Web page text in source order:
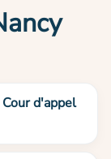
d'appel